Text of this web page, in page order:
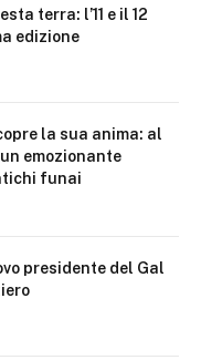
terra: l’11 e il 12
edizione
la sua anima: al
emozionante
funai
presidente del Gal